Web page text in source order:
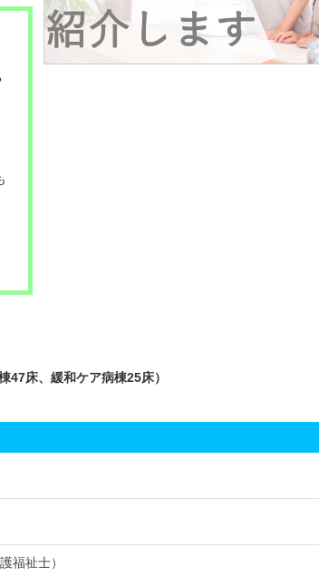
床、緩和ケア病棟25床）
福祉士）